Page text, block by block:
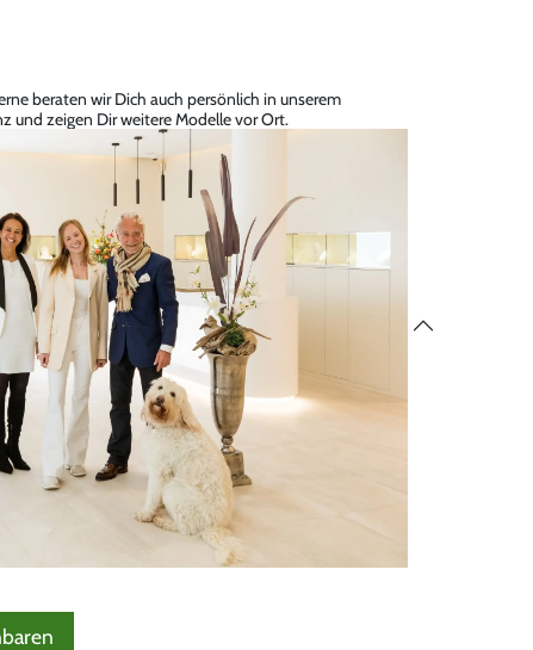
beraten wir Dich auch persönlich in unserem
und zeigen Dir weitere Modelle vor Ort.